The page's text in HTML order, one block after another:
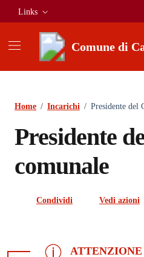
Vai ai contenuti
Vai al footer
Links
Comune di
Home / Incarichi / Presidente del
Presidente
comunale
Condividi Vedi azioni
ATTENZIONE
ATTENZIONE